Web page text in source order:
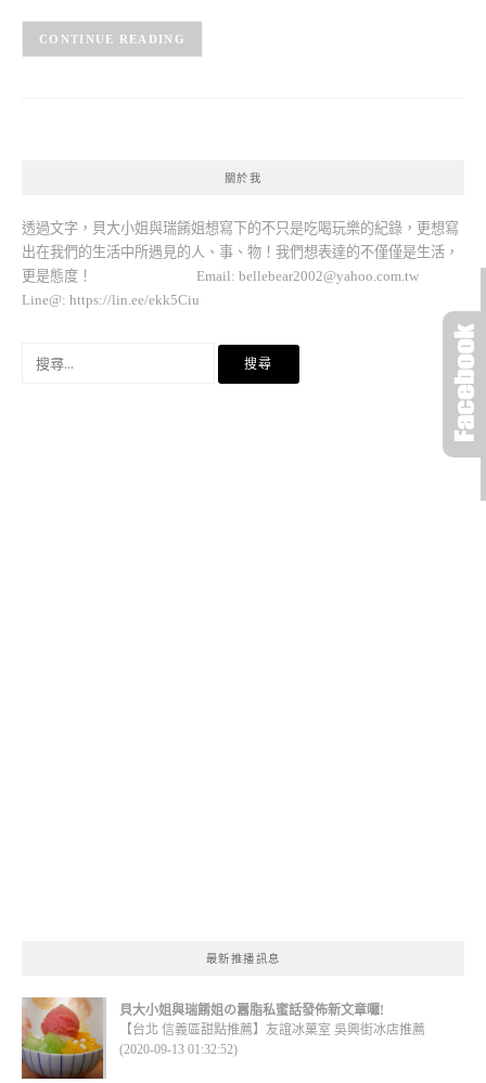
CONTINUE READING
關於我
透過文字，貝大小姐與瑞餚姐想寫下的不只是吃喝玩樂的紀錄，更想寫
出在我們的生活中所遇見的人、事、物！我們想表達的不僅僅是生活，
更是態度！ Email: bellebear2002@yahoo.com.tw
Line@: https://lin.ee/ekk5Ciu
最新推播訊息
貝大小姐與瑞餚姐の囂脂私蜜話發佈新文章囉!
【台北 信義區甜點推薦】友誼冰菓室 吳興街冰店推薦
(2020-09-13 01:32:52)